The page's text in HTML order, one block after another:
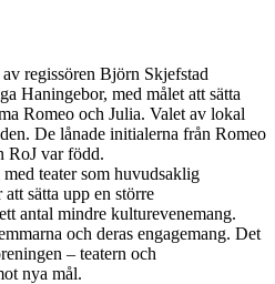
regissören Björn Skjefstad
Haningebor, med målet att sätta
Romeo och Julia. Valet av lokal
De lånade initialerna från Romeo
RoJ var född.
teater som huvudsaklig
sätta upp en större
antal mindre kulturevenemang.
och deras engagemang. Det
– teatern och
nya mål.